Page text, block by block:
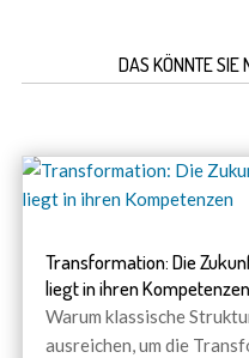
DAS KÖNNTE SIE
Transformation: Die
liegt in ihren Kompetenzen
Warum klassische
ausreichen, um die